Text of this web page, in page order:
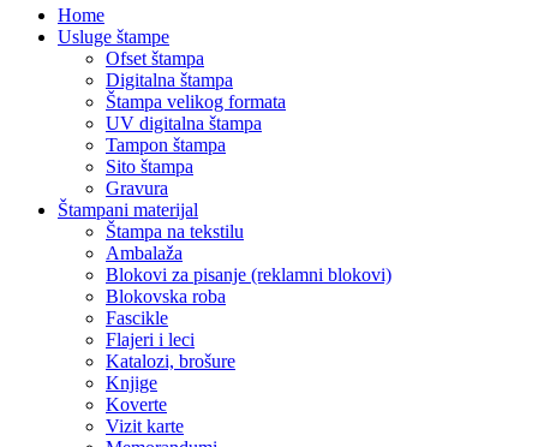
Home
Usluge štampe
Ofset štampa
Digitalna štampa
Štampa velikog formata
UV digitalna štampa
Tampon štampa
Sito štampa
Gravura
Štampani materijal
Štampa na tekstilu
Ambalaža
Blokovi za pisanje (reklamni blokovi)
Blokovska roba
Fascikle
Flajeri i leci
Katalozi, brošure
Knjige
Koverte
Vizit karte